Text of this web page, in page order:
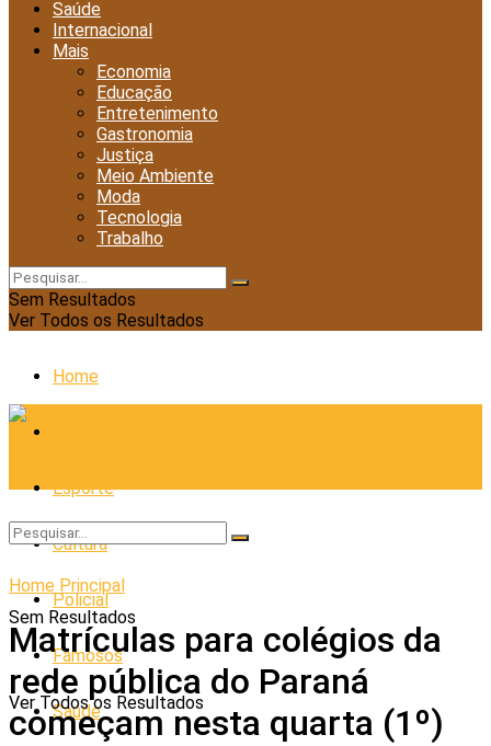
Saúde
Internacional
Mais
Economia
Educação
Entretenimento
Gastronomia
Justiça
Meio Ambiente
Moda
Tecnologia
Trabalho
Sem Resultados
Ver Todos os Resultados
Home
Esporte
Cultura
Policial
Famosos
Saúde
Sem Resultados
Ver Todos os Resultados
Home Principal
Matrículas para colégios da
rede pública do Paraná
começam nesta quarta (1º)